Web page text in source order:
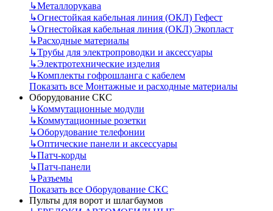
↳Металлорукава
↳Огнестойкая кабельная линия (ОКЛ) Гефест
↳Огнестойкая кабельная линия (ОКЛ) Экопласт
↳Расходные материалы
↳Трубы для электропроводки и аксессуары
↳Электротехнические изделия
↳Комплекты гофрошланга с кабелем
Показать все Монтажные и расходные материалы
Оборудование СКС
↳Коммутационные модули
↳Коммутационные розетки
↳Оборудование телефонии
↳Оптические панели и аксессуары
↳Патч-корды
↳Патч-панели
↳Разъемы
Показать все Оборудование СКС
Пульты для ворот и шлагбаумов